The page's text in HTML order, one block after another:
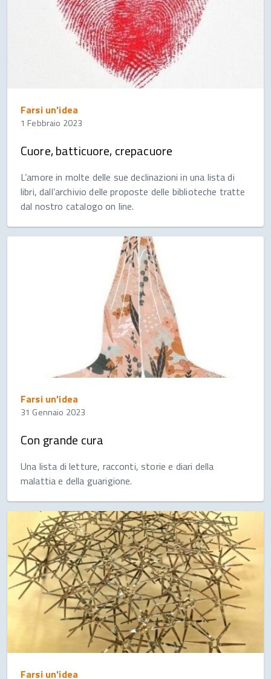
Farsi un'idea
1 Febbraio 2023
Cuore, batticuore, crepacuore
L’amore in molte delle sue declinazioni in una lista di
libri, dall’archivio delle proposte delle biblioteche tratte
dal nostro catalogo on line.
Farsi un'idea
31 Gennaio 2023
Con grande cura
Una lista di letture, racconti, storie e diari della
malattia e della guarigione.
Farsi un'idea